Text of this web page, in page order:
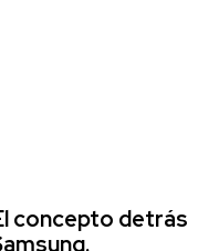
concepto detrás